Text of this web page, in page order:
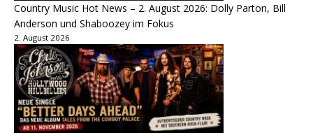
Country Music Hot News – 2. August 2026: Dolly Parton, Bill
Anderson und Shaboozey im Fokus
2. August 2026